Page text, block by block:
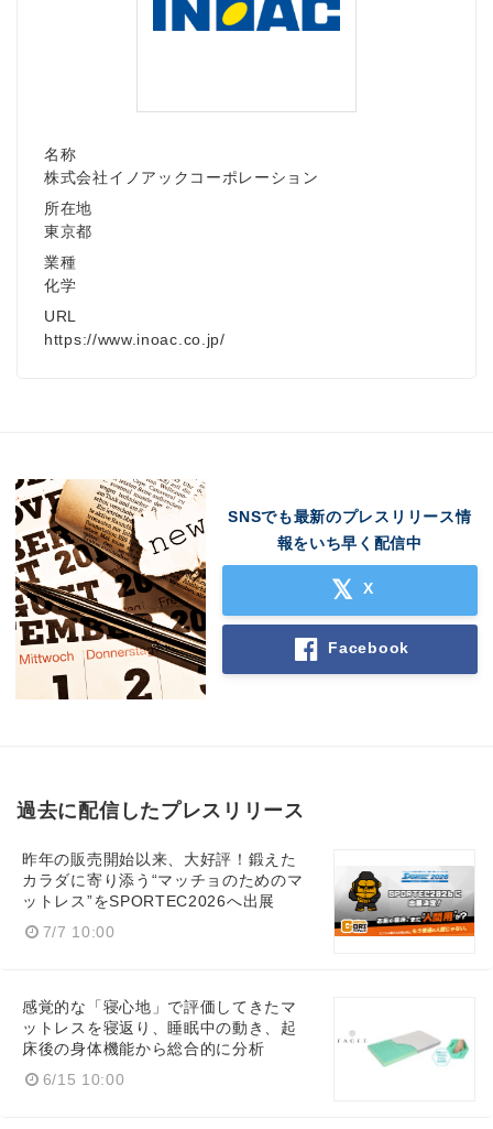
名称
株式会社イノアックコーポレーション
所在地
東京都
業種
化学
URL
https://www.inoac.co.jp/
SNSでも最新のプレスリリース情
報をいち早く配信中
X
Facebook
過去に配信したプレスリリース
昨年の販売開始以来、大好評！鍛えた
カラダに寄り添う“マッチョのためのマ
ットレス”をSPORTEC2026へ出展
7/7 10:00
感覚的な「寝心地」で評価してきたマ
ットレスを寝返り、睡眠中の動き、起
床後の身体機能から総合的に分析
6/15 10:00